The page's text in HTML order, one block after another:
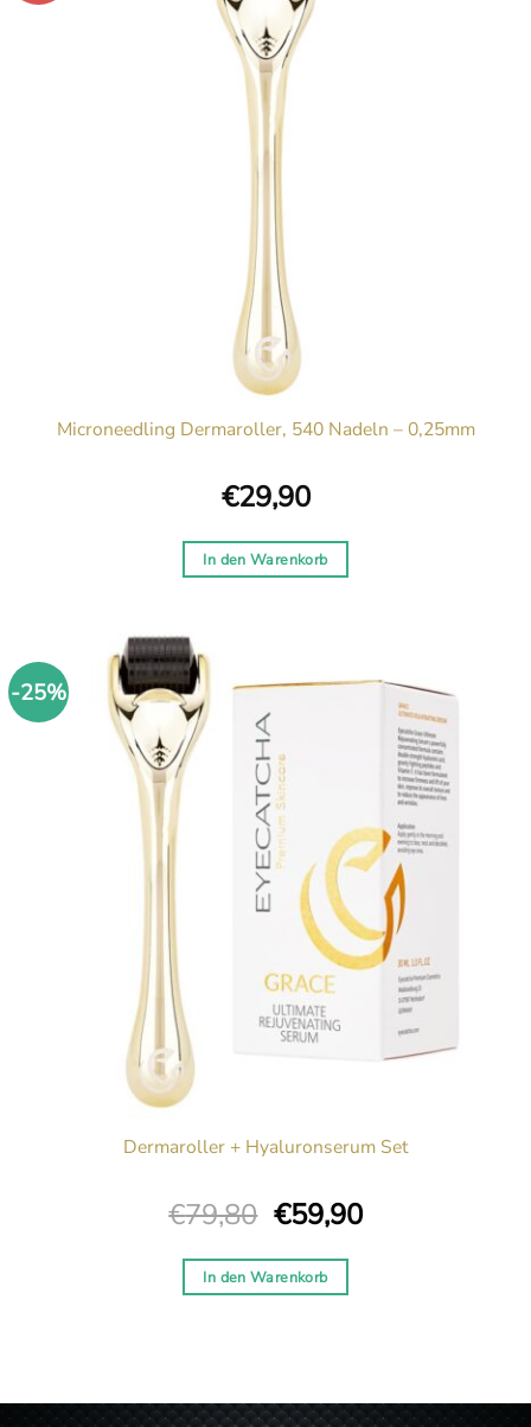
Microneedling Dermaroller, 540 Nadeln – 0,25mm
€29,90
In den Warenkorb
-25%
Dermaroller + Hyaluronserum Set
€79,80 Ursprünglicher
war:
€79,80
€59,90Aktueller
In den Warenkorb